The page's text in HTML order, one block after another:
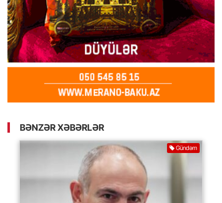
BƏNZƏR XƏBƏRLƏR
Gündəm